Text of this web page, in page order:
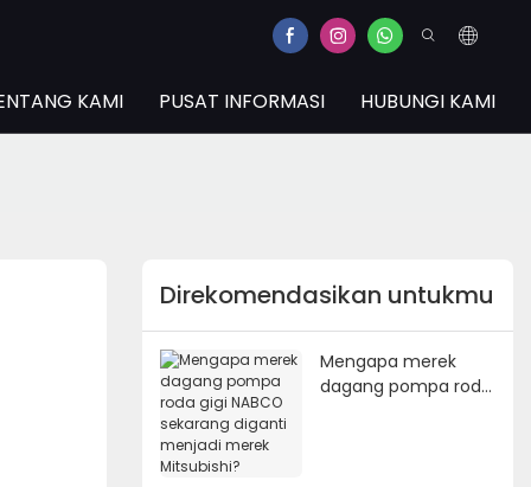
KAMI PUSAT INFORMASI HUBUNGI KAMI
Direkomendasikan untukmu
Mengapa merek
dagang pompa roda